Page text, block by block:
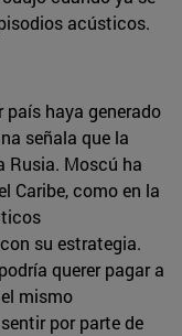
acústicos.
país haya generado
señala que la
Rusia. Moscú ha
Caribe, como en la
su estrategia.
querer pagar a
mismo
por parte de